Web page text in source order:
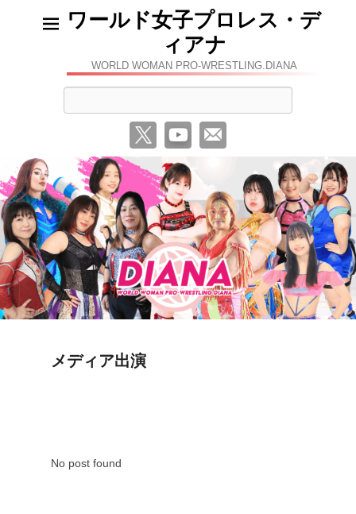
ワールド女子プロレス・デ
ィアナ
WORLD WOMAN PRO-WRESTLING.DIANA
メディア出演
3
No post found